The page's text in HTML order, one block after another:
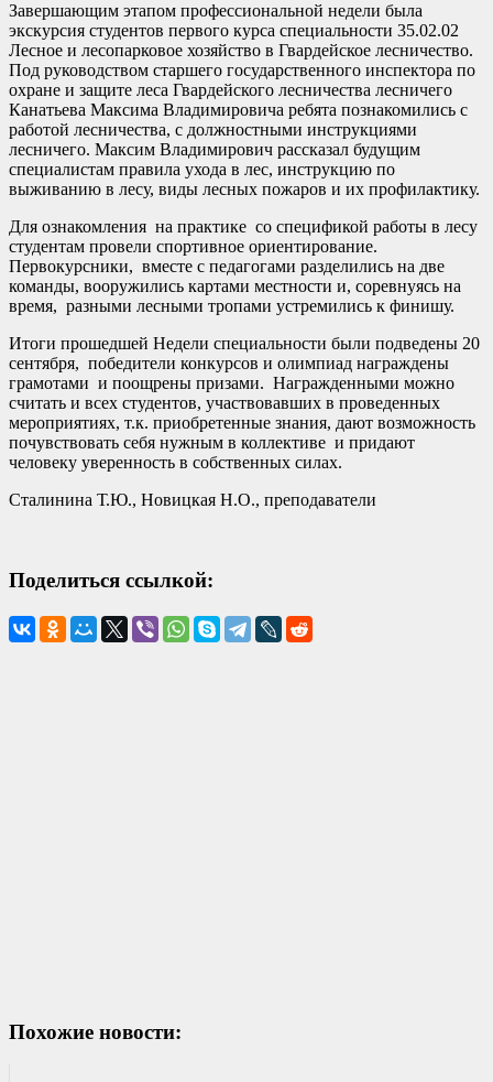
Завершающим этапом профессиональной недели была
экскурсия студентов первого курса специальности 35.02.02
Лесное и лесопарковое хозяйство в Гвардейское лесничество.
Под руководством старшего государственного инспектора по
охране и защите леса Гвардейского лесничества лесничего
Канатьева Максима Владимировича ребята познакомились с
работой лесничества, с должностными инструкциями
лесничего. Максим Владимирович рассказал будущим
специалистам правила ухода в лес, инструкцию по
выживанию в лесу, виды лесных пожаров и их профилактику.
Для ознакомления на практике со спецификой работы в лесу
студентам провели спортивное ориентирование.
Первокурсники, вместе с педагогами разделились на две
команды, вооружились картами местности и, соревнуясь на
время, разными лесными тропами устремились к финишу.
Итоги прошедшей Недели специальности были подведены 20
сентября, победители конкурсов и олимпиад награждены
грамотами и поощрены призами. Награжденными можно
считать и всех студентов, участвовавших в проведенных
мероприятиях, т.к. приобретенные знания, дают возможность
почувствовать себя нужным в коллективе и придают
человеку уверенность в собственных силах.
Сталинина Т.Ю., Новицкая Н.О., преподаватели
Поделиться ссылкой:
Похожие новости: